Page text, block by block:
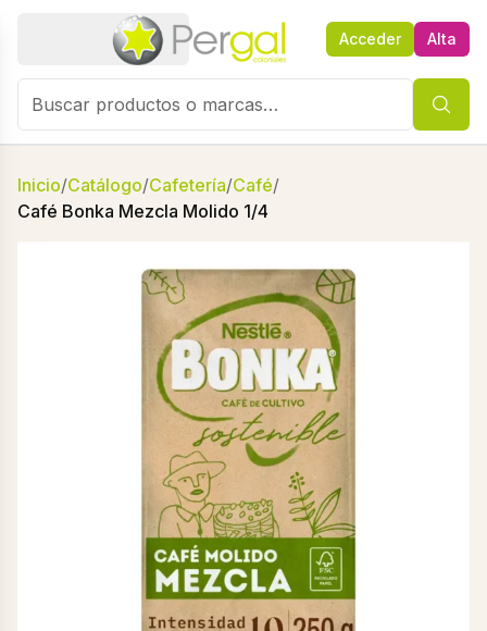
Acceder Alta
Inicio/Catálogo/Cafetería/Café/
Café Bonka Mezcla Molido 1/4